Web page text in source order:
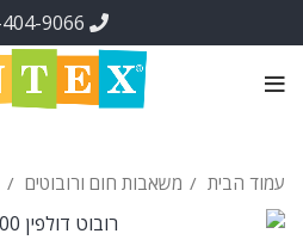
עמוד הבית משאבות חום ורובוטים